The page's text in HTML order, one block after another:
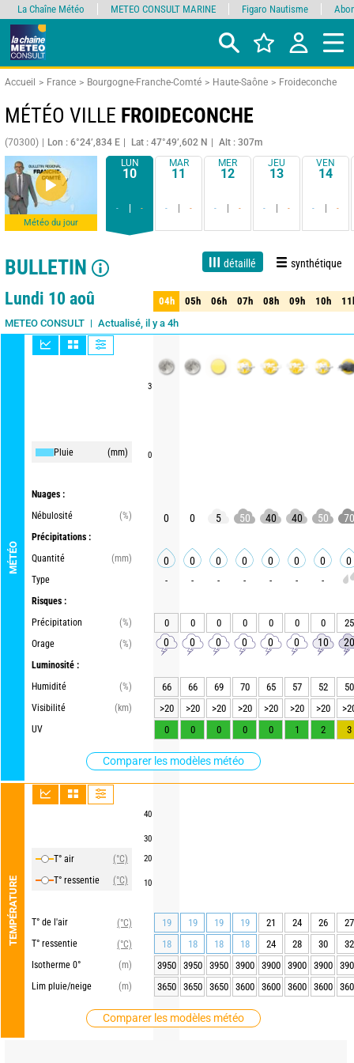
Accueil France Bourgogne-Franche-Comté Haute-Saône Froideconche
MÉTÉO VILLE FROIDECONCHE
(70300) Lon : 6°24’,834 E Lat : 47°49’,602 N Alt : 307m
Météo du jour
LUN
10
- -
MAR
11
- -
MER
12
- -
JEU
13
- -
VEN
14
- -
BULLETIN détaillé synthétique
Live 1 jour 3 jours 15 jours Fiabilité 80%
Lundi 10 aoû
METEO CONSULT Actualisé, il y a 4h
MÉTÉO
Pluie (mm)
Nuages :
Nébulosité
(%)
Précipitations :
Quantité
(mm)
Type
Risques :
Précipitation
(%)
Orage
(%)
Luminosité :
Humidité
(%)
Visibilité
(km)
UV
Comparer les modèles météo
TEMPÉRATURE
T° air
(°C)
T° ressentie
(°C)
T° de l'air
(°C)
T° ressentie
(°C)
Isotherme 0°
(m)
Lim pluie/neige
(m)
Comparer les modèles météo
3
0
40
30
20
10
04h 05h 06h 07h 08h 09h 10h
04h 05h 06h 07h 08h 09h 10h
0 0 5 50 40 40 50 70
0 0 0 0 0 0 0 0
- - - - - - -
0 0 0 0 0 0 0 25
0 0 0 0 0 0 10 20
66 66 69 70 65 57 52
50
>20
>20 >20 >20 >20 >20 >20
0
0 0 0 0 1 2 3
19 19 19 19 21 24 26
27
18
18 18 18 24 28 30
32
3950
3950 3950 3900 3900 3900 3900
3650
3650 3650 3600 3600 3600 3600
La Chaîne Météo METEO CONSULT MARINE Figaro Nautisme